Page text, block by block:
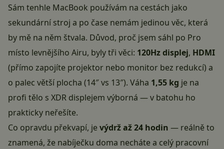
Sám tenhle MacBook používám na cestách jako
sekundární stroj a po čase nemám jedinou věc, která
by mě na něm štvala. Důvod, proč jsem sáhl po Pro
místo levnějšího Airu, byly tři věci: 120Hz displej, HDMI
(přímo zapojíte projektor nebo monitor bez redukcí) a
o palec větší plocha (14″ vs 13″). Váha 1,55 kg je na
profi tělo s XDR displejem výborná — v batohu ho
prakticky neřešíte.
Co opravdu překvapí, jevýdrž až 24 hodin — reálně to
znamená, že nabíječku doma necháte a celý pracovní